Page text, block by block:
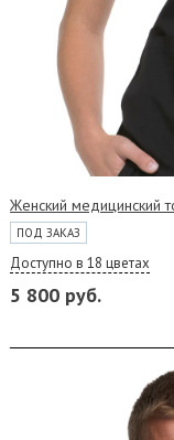
Женский медицинский
ПОД ЗАКАЗ
Доступно в 18 цветах
5 800 руб.